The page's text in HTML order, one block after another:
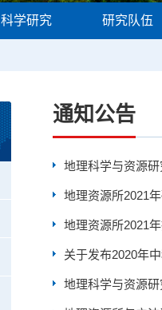
科学研究 研究队伍
通知公告
地理科学与资源
地理资源所2021
地理资源所2021
关于发布2020年
地理科学与资源